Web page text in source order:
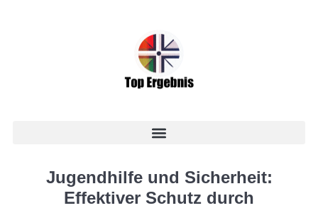
Jugendhilfe und Sicherheit:
Effektiver Schutz durch